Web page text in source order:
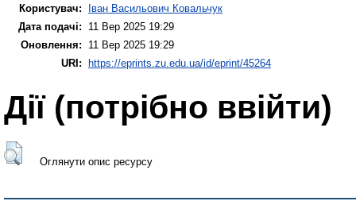
Користувач:
Іван Васильович Ковальчук
Дата подачі:
11 Вер 2025 19:29
Оновлення:
11 Вер 2025 19:29
URI:
https://eprints.zu.edu.ua/id/eprint/45264
Дії ​​(потрібно ввійти)
Оглянути опис ресурсу